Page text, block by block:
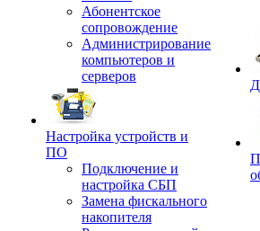
Абонентское
сопровождение
Администрирование
компьютеров и
серверов
Настройка устройств и
ПО
Подключение и
настройка СБП
Замена фискального
накопителя